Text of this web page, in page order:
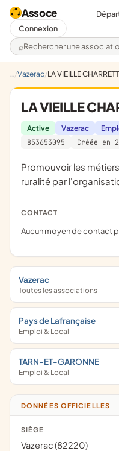
Assoce
Rechercher une
Connexion
Vazerac LA VIEILLE
LA VIEILLE
Active Vazerac
853653095
Créée en
promouvoir les métiers de l'agriculture et de la
ruralité par
CONTACT
Aucun moyen de contact
Vazerac
Toutes les associations
Pays de Lafrançaise
Emploi & Local
TARN-ET-GARONNE
Emploi & Local
DONNÉES OFFICIELLES
SIÈGE
Vazerac (82220)